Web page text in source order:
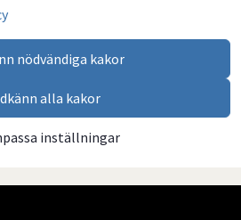
nödvändiga kakor
alla kakor
inställningar